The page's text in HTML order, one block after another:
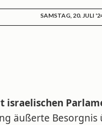
SAMSTAG, 20. JULI
äußerte Besorgnis